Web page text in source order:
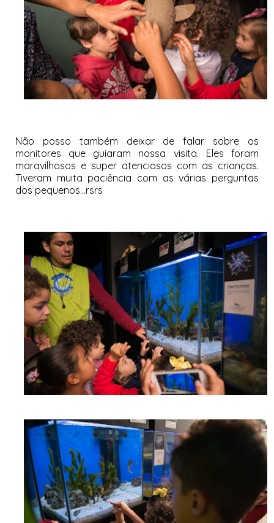
Não posso também deixar de falar sobre os
monitores que guiaram nossa visita. Eles foram
maravilhosos e super atenciosos com as crianças.
Tiveram muita paciência com as várias perguntas
dos pequenos...rsrs